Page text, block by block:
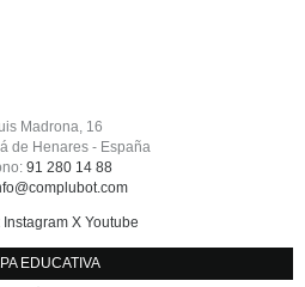
Madrona, 16
de Henares - España
91 280 14 88
Instagram X Youtube
EDUCATIVA